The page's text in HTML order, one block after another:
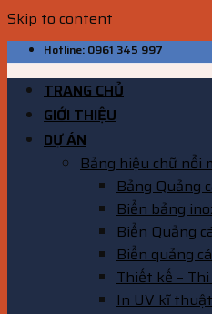
Skip to content
Hotline: 0961 345 997
TRANG CHỦ
GIỚI THIỆU
DỰ ÁN
Bảng hiệu chữ nổi
Bảng Quảng
Biển bảng
Biển Quảng
Biển quảng
Thiết kế –
In UV kĩ